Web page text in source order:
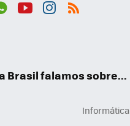
Brasil falamos sobre...
Informática